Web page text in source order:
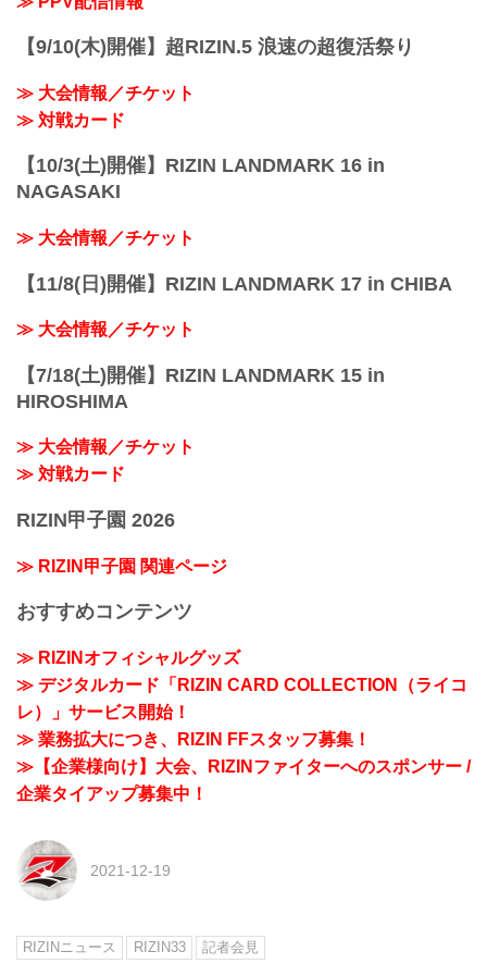
【9/10(木)開催】超RIZIN.5 浪速の超復活祭り
≫ 大会情報／チケット
≫ 対戦カード
【10/3(土)開催】RIZIN LANDMARK 16 in
NAGASAKI
≫ 大会情報／チケット
【11/8(日)開催】RIZIN LANDMARK 17 in CHIBA
≫ 大会情報／チケット
【7/18(土)開催】RIZIN LANDMARK 15 in
HIROSHIMA
≫ 大会情報／チケット
≫ 対戦カード
RIZIN甲子園 2026
≫ RIZIN甲子園 関連ページ
おすすめコンテンツ
≫ RIZINオフィシャルグッズ
≫ デジタルカード「RIZIN CARD COLLECTION（ライコ
レ）」サービス開始！
≫ 業務拡大につき、RIZIN FFスタッフ募集！
≫【企業様向け】大会、RIZINファイターへのスポンサー /
企業タイアップ募集中！
2021-12-19
RIZINニュース RIZIN33 記者会見